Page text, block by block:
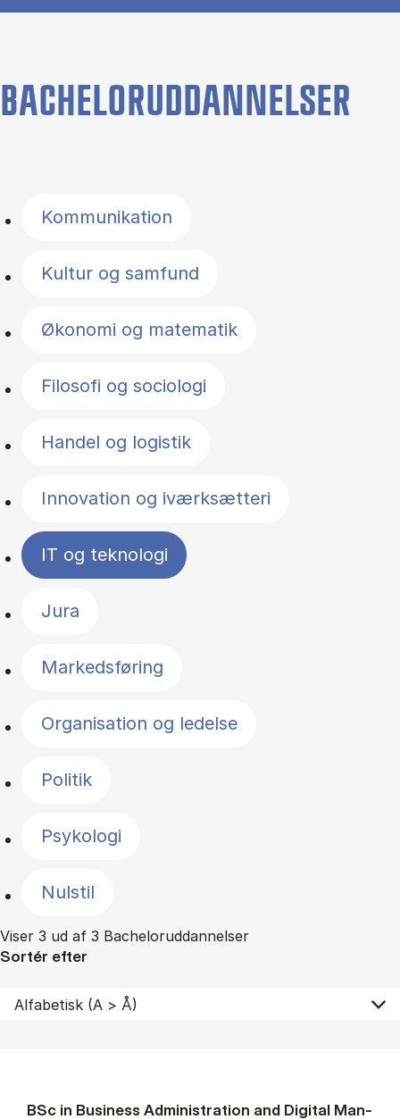
BACHELORUDDANNELSER
Kommunikation
Kultur og samfund
Økonomi og matematik
Filosofi og sociologi
Handel og logistik
Innovation og iværksætteri
IT og teknologi
Jura
Markedsføring
Organisation og ledelse
Politik
Psykologi
Nulstil
Viser 3 ud af 3 Bacheloruddannelser
Sortér efter
BSc in Busi­ness Ad­min­is­tra­tion and Di­git­al Man­